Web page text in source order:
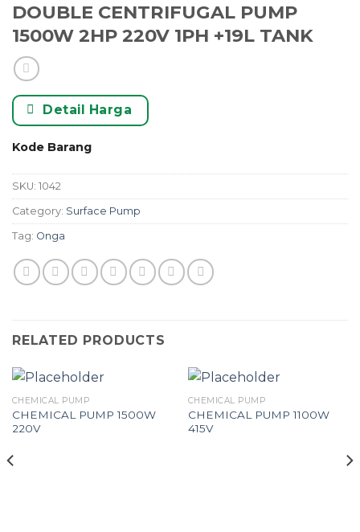
DOUBLE CENTRIFUGAL PUMP
1500W 2HP 220V 1PH +19L TANK
Detail Harga
Kode Barang
SKU: 1042
Category: Surface Pump
Tag: Onga
RELATED PRODUCTS
CHEMICAL PUMP
CHEMICAL PUMP 1500W
220V
CHEMICAL PUMP
CHEMICAL PUMP 1100W
415V